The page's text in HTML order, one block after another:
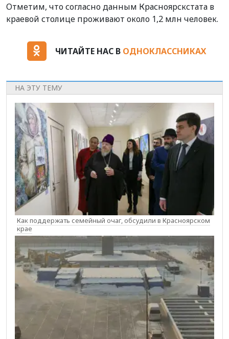
Отметим, что согласно данным Красноярскстата в
краевой столице проживают около 1,2 млн человек.
ЧИТАЙТЕ НАС В ОДНОКЛАССНИКАХ
НА ЭТУ ТЕМУ
Как поддержать семейный очаг, обсудили в Красноярском
крае